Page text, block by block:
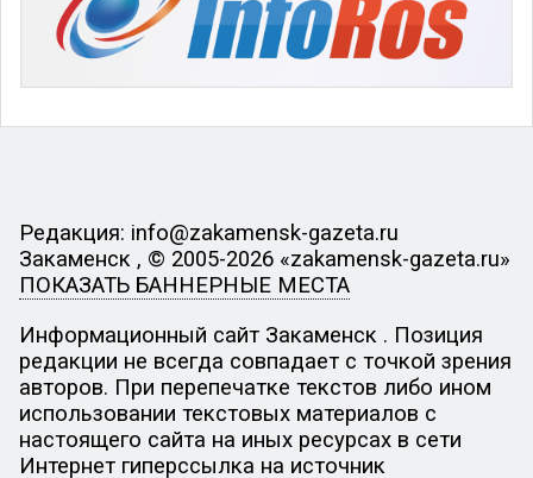
Редакция: info@zakamensk-gazeta.ru
Закаменск , © 2005-2026 «zakamensk-gazeta.ru»
ПОКАЗАТЬ БАННЕРНЫЕ МЕСТА
Информационный сайт Закаменск . Позиция
редакции не всегда совпадает с точкой зрения
авторов. При перепечатке текстов либо ином
использовании текстовых материалов с
настоящего сайта на иных ресурсах в сети
Интернет гиперссылка на источник